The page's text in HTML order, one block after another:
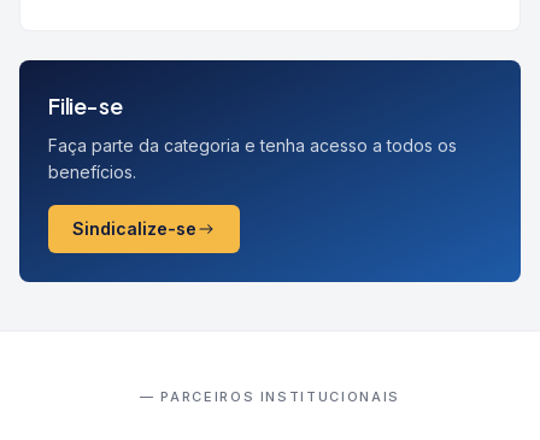
Filie-se
Faça parte da categoria e tenha acesso a todos os
benefícios.
Sindicalize-se
— PARCEIROS INSTITUCIONAIS